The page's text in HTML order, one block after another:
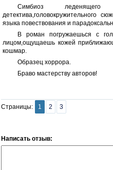
Симбиоз
детектива,головокружительного
языка повествования и
В роман погружаешься с
лицом,ощущаешь кожей
кошмар.
Образец хоррора.
Браво мастерству авторов!
Страницы: 1 2 3
Написать отзыв: